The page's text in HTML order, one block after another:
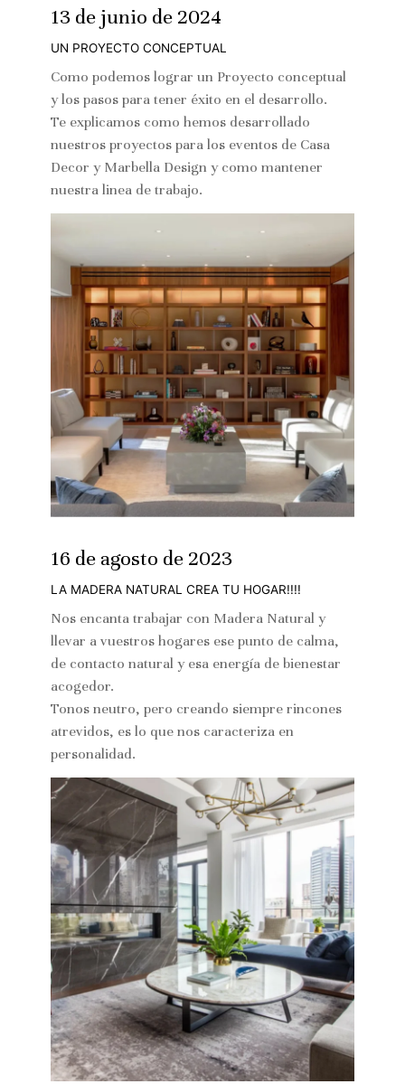
INICIO
SOBRE NOSOTROS
GALERIA
BLOG
SERVICIOS
CONTACTO
13 de junio de 2024
UN PROYECTO CONCEPTUAL
Como podemos lograr un Proyecto conceptual
y los pasos para tener éxito en el desarrollo.
Te explicamos como hemos desarrollado
nuestros proyectos para los eventos de Casa
Decor y Marbella Design y como mantener
nuestra linea de trabajo.
16 de agosto de 2023
LA MADERA NATURAL CREA TU HOGAR!!!!
Nos encanta trabajar con Madera Natural y
llevar a vuestros hogares ese punto de calma,
de contacto natural y esa energía de bienestar
acogedor.
Tonos neutro, pero creando siempre rincones
atrevidos, es lo que nos caracteriza en
personalidad.